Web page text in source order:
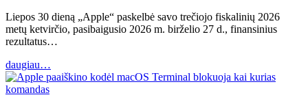
Liepos 30 dieną „Apple“ paskelbė savo trečiojo fiskalinių 2026
metų ketvirčio, pasibaigusio 2026 m. birželio 27 d., finansinius
rezultatus…
daugiau…